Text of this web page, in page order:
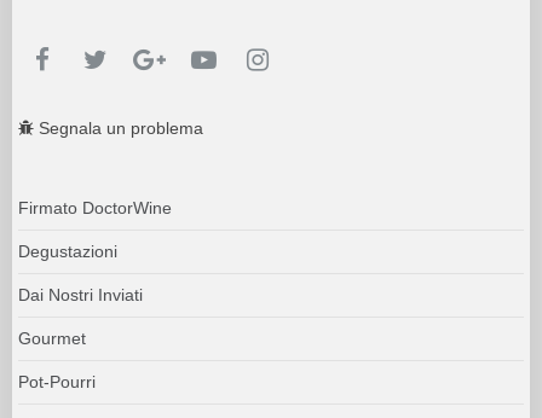
Segnala un problema
Firmato DoctorWine
Degustazioni
Dai Nostri Inviati
Gourmet
Pot-Pourri